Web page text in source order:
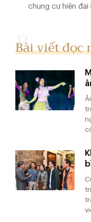
chung cư hiện đại
Bài viết đọc